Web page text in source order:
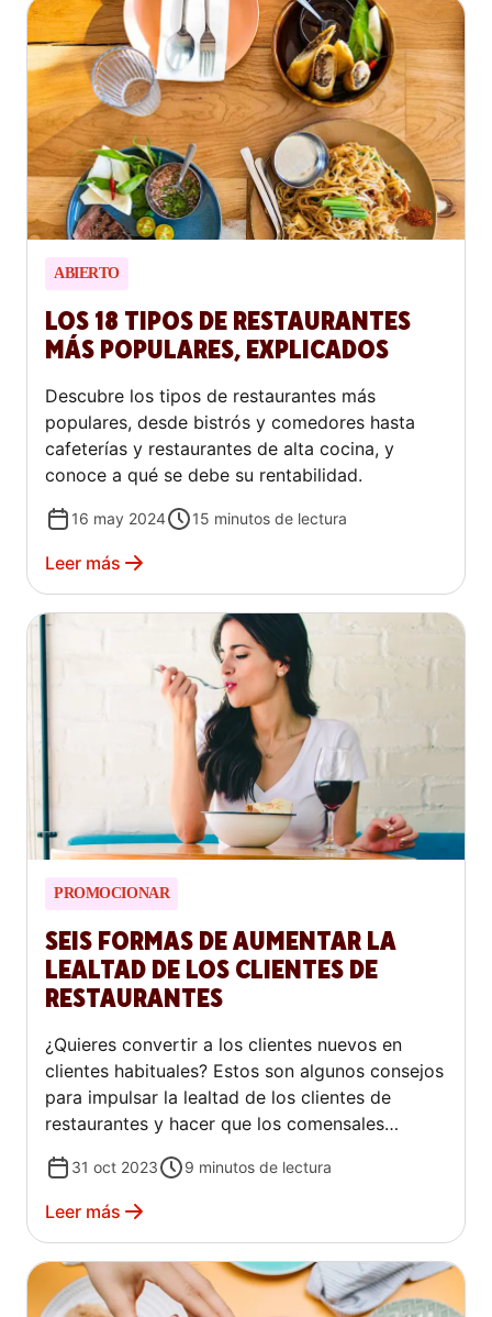
ABIERTO
LOS 18 TIPOS DE RESTAURANTES
MÁS POPULARES, EXPLICADOS
Descubre los tipos de restaurantes más
populares, desde bistrós y comedores hasta
cafeterías y restaurantes de alta cocina, y
conoce a qué se debe su rentabilidad.
16 may 2024 15 minutos de lectura
Leer más
PROMOCIONAR
SEIS FORMAS DE AUMENTAR LA
LEALTAD DE LOS CLIENTES DE
RESTAURANTES
¿Quieres convertir a los clientes nuevos en
clientes habituales? Estos son algunos consejos
para impulsar la lealtad de los clientes de
restaurantes y hacer que los comensales
31 oct 2023 9 minutos de lectura
Leer más